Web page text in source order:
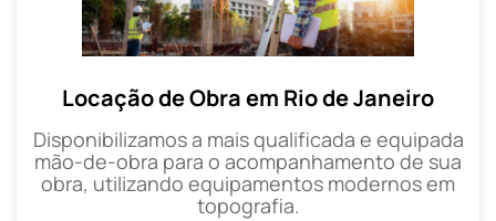
Locação de Obra em Rio de Janeiro
Disponibilizamos a mais qualificada e equipada
mão-de-obra para o acompanhamento de sua
obra, utilizando equipamentos modernos em
topografia.